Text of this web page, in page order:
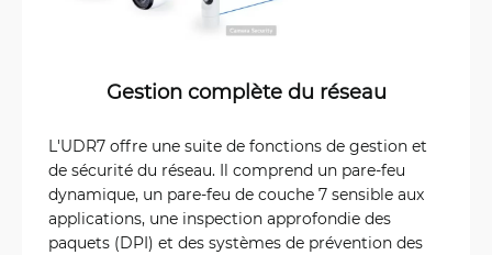
Gestion complète du réseau
L'UDR7 offre une suite de fonctions de gestion et
de sécurité du réseau. Il comprend un pare-feu
dynamique, un pare-feu de couche 7 sensible aux
applications, une inspection approfondie des
paquets (DPI) et des systèmes de prévention des